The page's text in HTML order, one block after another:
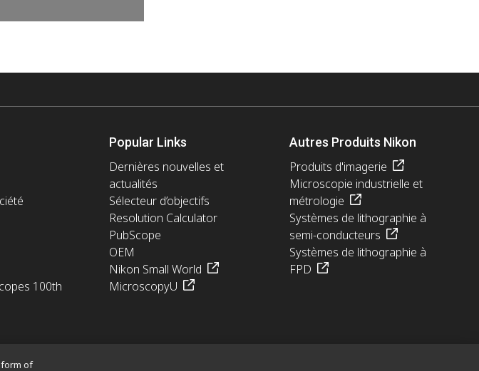
100th
Popular Links
Dernières nouvelles et
actualités
Sélecteur d’objectifs
Resolution Calculator
PubScope
OEM
Nikon Small World
MicroscopyU
Autres Produits Nikon
Produits d'imagerie
Microscopie industrielle et
métrologie
Systèmes de lithographie à
semi-conducteurs
Systèmes de lithographie à
FPD
of